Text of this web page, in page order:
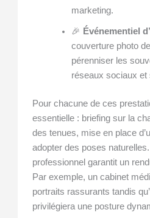
marketing.
🎉 Événementiel
couverture photo
pérenniser les
réseaux sociaux et
Pour chacune de ces
essentielle : briefing sur la
des tenues, mise en place
adopter des poses
professionnel garantit un
Par exemple, un cabinet
portraits rassurants tandis
privilégiera une posture